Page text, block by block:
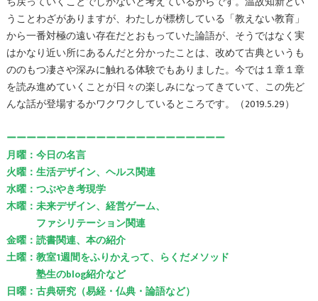
うことわざがありますが、わたしが標榜している「教えない教育」
から一番対極の遠い存在だとおもっていた論語が、そうではなく実
はかなり近い所にあるんだと分かったことは、改めて古典というも
ののもつ凄さや深みに触れる体験でもありました。今では１章１章
を読み進めていくことが日々の楽しみになってきていて、この先ど
んな話が登場するかワクワクしているところです。（2019.5.29）
ーーーーーーーーーーーーーーーーーーーーーー
月曜：今日の名言
火曜：生活デザイン、ヘルス関連
水曜：つぶやき考現学
木曜：未来デザイン、経営ゲーム、
ファシリテーション関連
金曜：読書関連、本の紹介
土曜：教室1週間をふりかえって、らくだメソッド
塾生のblog紹介など
日曜：古典研究（易経・仏典・論語など）